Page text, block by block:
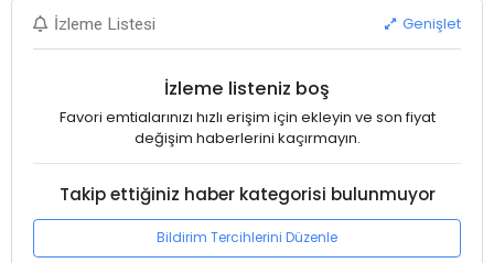
İzleme Listesi Genişlet
İzleme listeniz boş
Favori emtialarınızı hızlı erişim için ekleyin ve son fiyat
değişim haberlerini kaçırmayın.
Takip ettiğiniz haber kategorisi bulunmuyor
Bildirim Tercihlerini Düzenle